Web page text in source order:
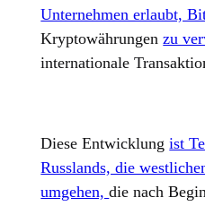
Unternehmen erlaubt,
Kryptowährungenzu
internationale
Diese Entwicklungist
Russlands, die
umgehen,die nach